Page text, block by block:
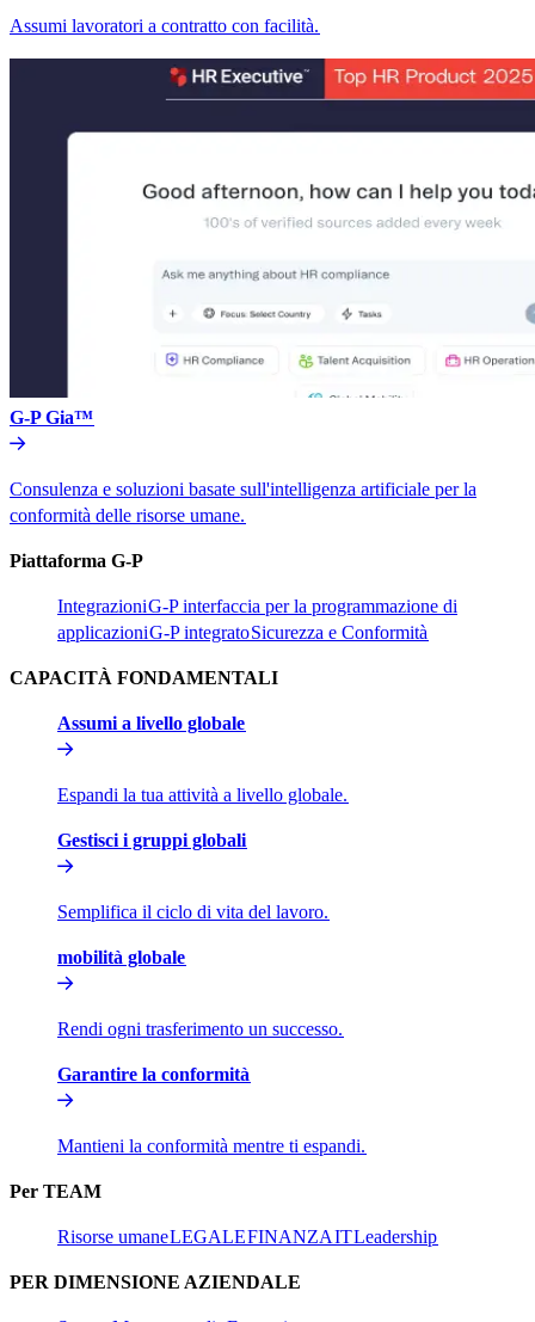
Assumi lavoratori a contratto con facilità.​​
G-P Gia™​​
Consulenza e soluzioni basate sull'intelligenza artificiale per la
conformità delle risorse umane.​​
Piattaforma G-P​​
Integrazioni​​G-P interfaccia per la programmazione di
applicazioni​​G-P integrato​​Sicurezza e Conformità​​
CAPACITÀ FONDAMENTALI​​
Assumi a livello globale​​
Espandi la tua attività a livello globale.​​
Gestisci i gruppi globali​​
Semplifica il ciclo di vita del lavoro.​​
mobilità globale​​
Rendi ogni trasferimento un successo.​​
Garantire la conformità​​
Mantieni la conformità mentre ti espandi.​​
Per TEAM​​
Risorse umane​​LEGALE​​FINANZA​​IT​​Leadership​​
PER DIMENSIONE AZIENDALE​​